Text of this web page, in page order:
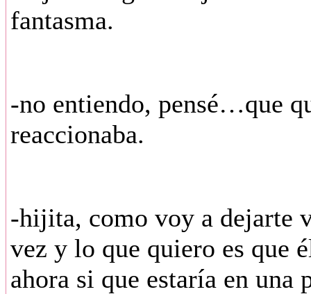
fantasma.
-no entiendo, pensé…que
reaccionaba.
-hijita, como voy a dejarte
vez y lo que quiero es que
ahora si que estaría en una